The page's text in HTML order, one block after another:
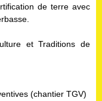
de terre avec
et Traditions de
(chantier TGV)